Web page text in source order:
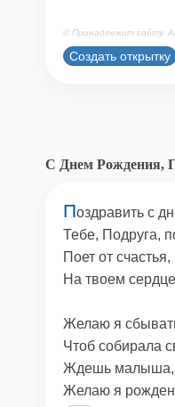
© Принадлежит сайту.
Создать открытку
С Днем Рождения,
Поздравить с
Тебе, Подруга,
Поет от
На твоем
Желаю я
Чтоб собирала
Ждешь малыша,
Желаю я